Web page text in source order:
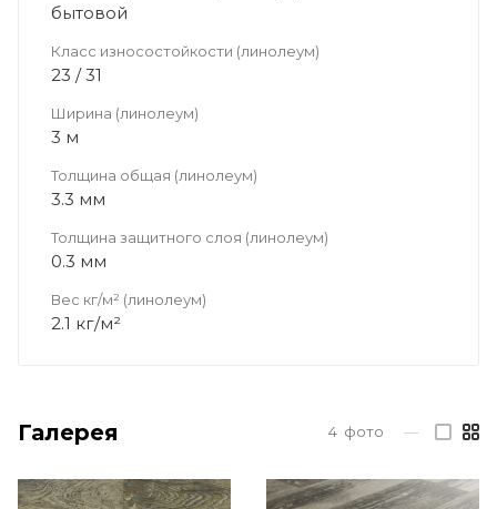
бытовой
Класс износостойкости (линолеум)
23 / 31
Ширина (линолеум)
3 м
Толщина общая (линолеум)
3.3 мм
Толщина защитного слоя (линолеум)
0.3 мм
Вес кг/м² (линолеум)
2.1 кг/м²
Галерея 4 фото —